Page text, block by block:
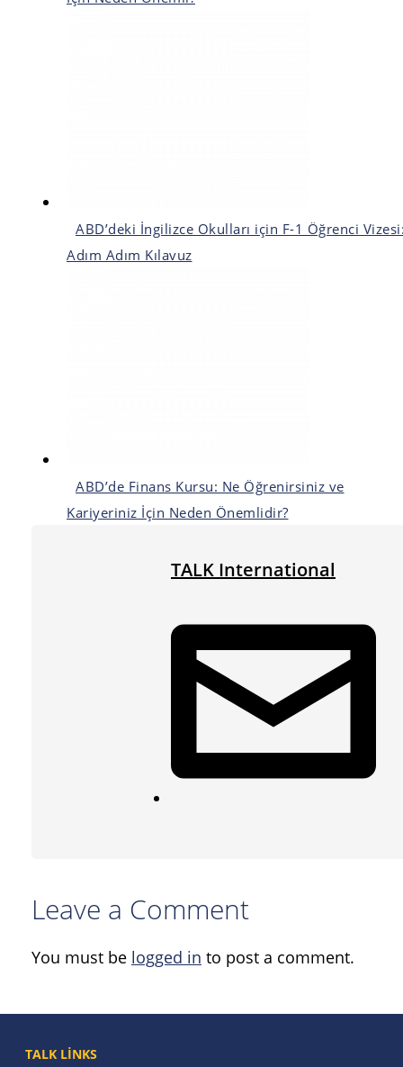
ABD’deki İngilizce Okulları için F-1 Öğrenci
Adım Adım Kılavuz
ABD’de Finans Kursu: Ne Öğrenirsiniz ve
Kariyeriniz İçin Neden Önemlidir?
TALK International
Leave a Comment
You must be logged in to post a comment.
TALK LINKS